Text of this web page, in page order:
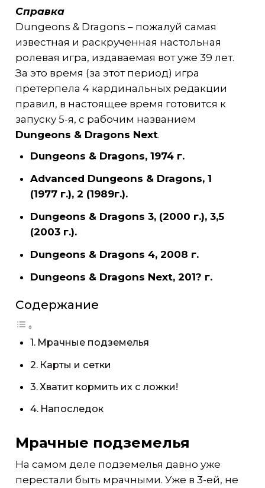
Справка
Dungeons & Dragons – пожалуй самая
известная и раскрученная настольная
ролевая игра, издаваемая вот уже 39 лет.
За это время (за этот период) игра
претерпела 4 кардинальных редакции
правил, в настоящее время готовится к
запуску 5-я, с рабочим названием
Dungeons & Dragons Next.
Dungeons & Dragons, 1974 г.
Advanced Dungeons & Dragons, 1
(1977 г.), 2 (1989г.).
Dungeons & Dragons 3, (2000 г.), 3,5
(2003 г.).
Dungeons & Dragons 4, 2008 г.
Dungeons & Dragons Next, 201? г.
Содержание
Мрачные подземелья
Карты и сетки
Хватит кормить их с ложки!
Напоследок
Мрачные подземелья
На самом деле подземелья давно уже
перестали быть мрачными. Уже в 3-ей, не